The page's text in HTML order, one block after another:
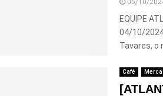
EQUIPE
04/10/
Tavares, o
Café